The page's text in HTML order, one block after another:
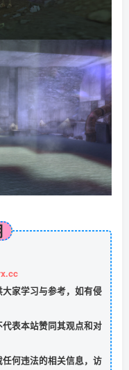
家学习与参考，如有侵
表本站赞同其观点和对
何违法的相关信息，访